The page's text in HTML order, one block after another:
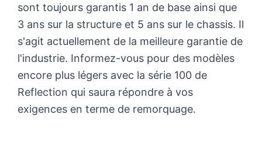
sont toujours garantis 1 an de base ainsi que
3 ans sur la structure et 5 ans sur le chassis. Il
s'agit actuellement de la meilleure garantie de
l'industrie. Informez-vous pour des modèles
encore plus légers avec la série 100 de
Reflection qui saura répondre à vos
exigences en terme de remorquage.